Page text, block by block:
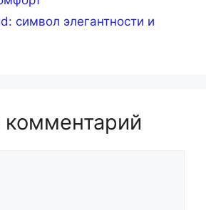
символ элегантности и
комментарий